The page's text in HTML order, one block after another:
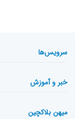
سرویس‌ها
خبر و آموزش
میهن بلاکچین